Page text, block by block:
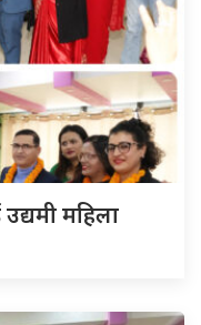
उद्यमी महिला